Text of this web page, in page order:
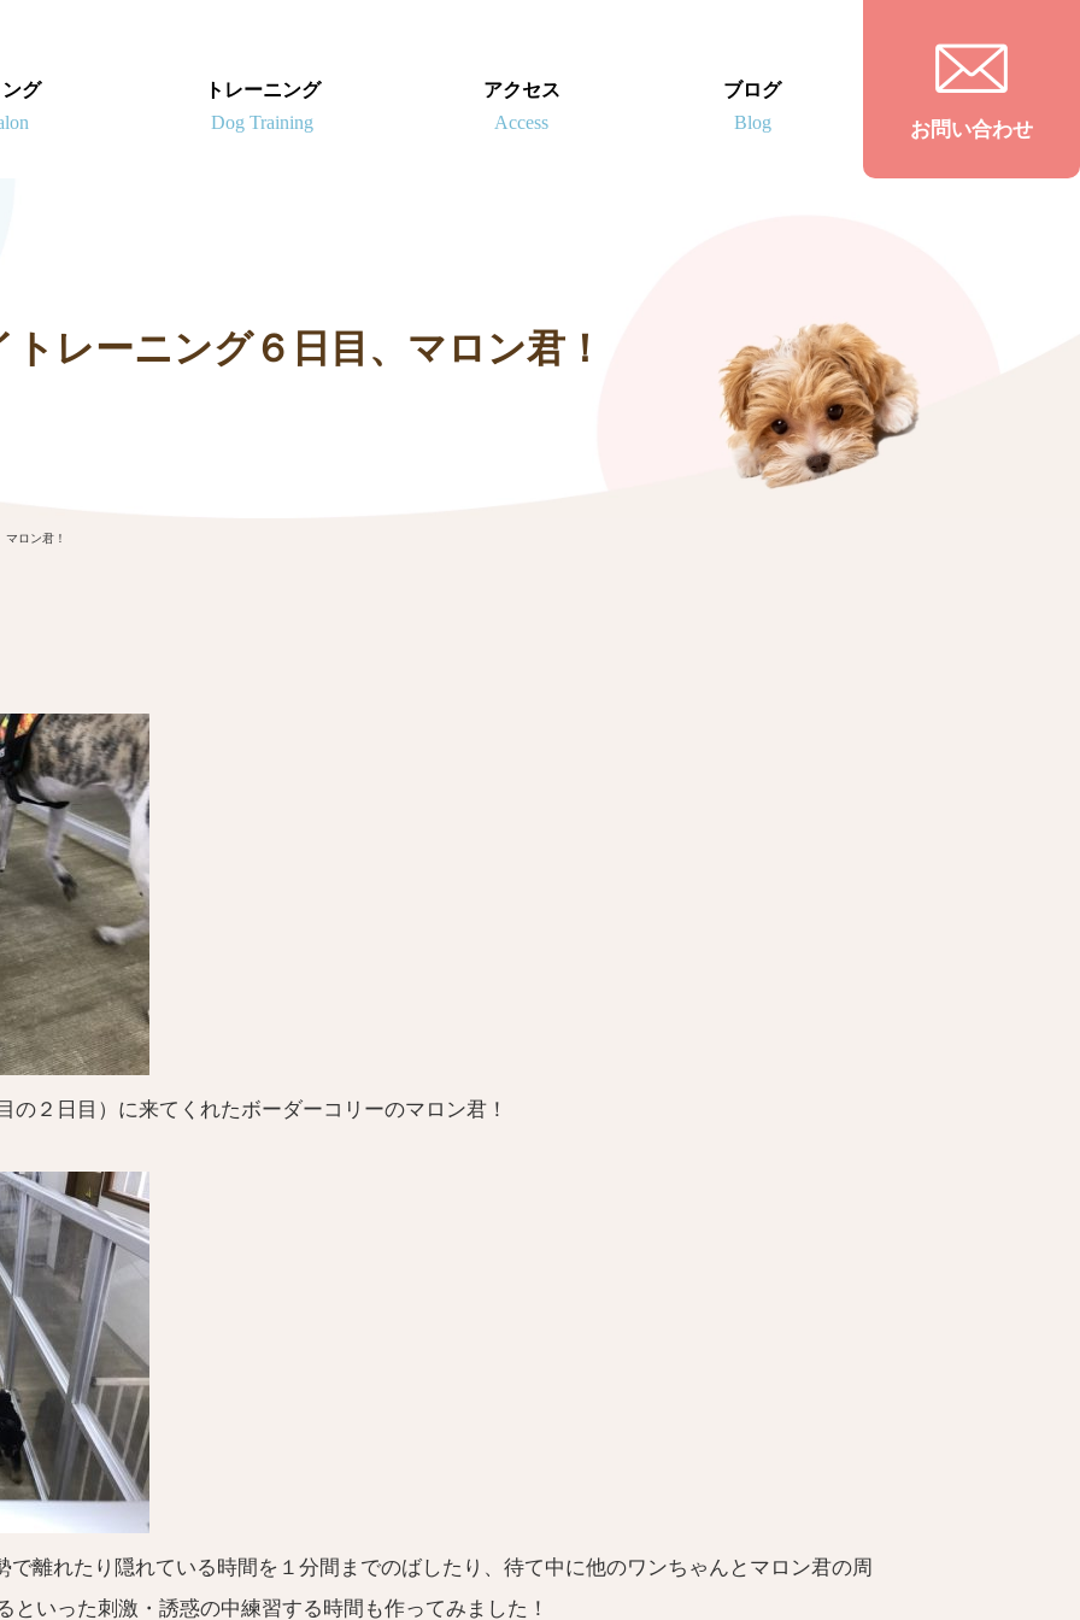
グ トレーニング アクセス ブログ
お問い合わせ
トレーニング６日目、マロン君！
ロン君！
の２日目）に来てくれたボーダーコリーのマロン君！
で離れたり隠れている時間を１分間までのばしたり、待て中に他のワンちゃんとマロン君の周
といった刺激・誘惑の中練習する時間も作ってみました！